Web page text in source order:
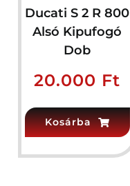
Ducati S 2 R 800
Alsó Kipufogó
Dob
20.000 Ft
Kosárba